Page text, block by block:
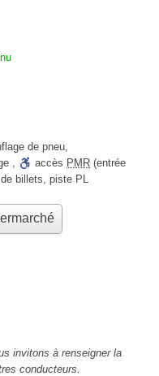
de pneu,
, accès PMR (entrée
billets, piste PL
invitons à renseigner la
conducteurs.